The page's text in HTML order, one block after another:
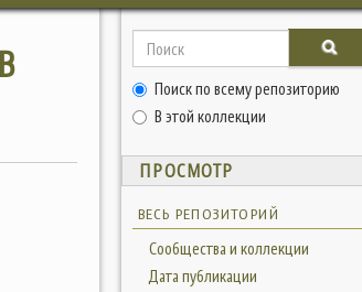
Поиск по всему репозиторию
В этой коллекции
ПРОСМОТР
ВЕСЬ РЕПОЗИТОРИЙ
Сообщества и коллекции
Дата публикации